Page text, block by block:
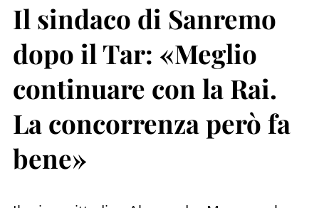
Il sindaco di Sanremo
dopo il Tar: «Meglio
continuare con la Rai.
La concorrenza però fa
bene»